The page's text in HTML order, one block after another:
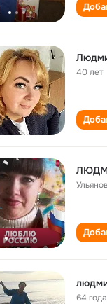
40 лет
64 года